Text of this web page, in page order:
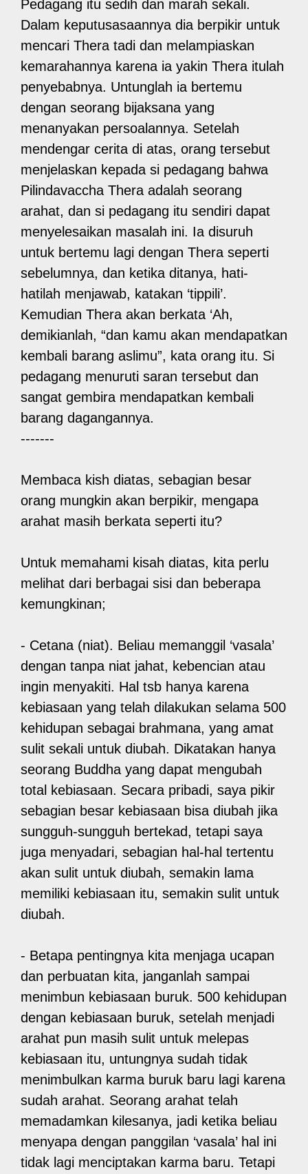
Pedagang itu sedih dan marah sekali.
Dalam keputusasaannya dia berpikir untuk
mencari Thera tadi dan melampiaskan
kemarahannya karena ia yakin Thera itulah
penyebabnya. Untunglah ia bertemu
dengan seorang bijaksana yang
menanyakan persoalannya. Setelah
mendengar cerita di atas, orang tersebut
menjelaskan kepada si pedagang bahwa
Pilindavaccha Thera adalah seorang
arahat, dan si pedagang itu sendiri dapat
menyelesaikan masalah ini. Ia disuruh
untuk bertemu lagi dengan Thera seperti
sebelumnya, dan ketika ditanya, hati-
hatilah menjawab, katakan ‘tippili’.
Kemudian Thera akan berkata ‘Ah,
demikianlah, “dan kamu akan mendapatkan
kembali barang aslimu”, kata orang itu. Si
pedagang menuruti saran tersebut dan
sangat gembira mendapatkan kembali
barang dagangannya.
-------
Membaca kish diatas, sebagian besar
orang mungkin akan berpikir, mengapa
arahat masih berkata seperti itu?
Untuk memahami kisah diatas, kita perlu
melihat dari berbagai sisi dan beberapa
kemungkinan;
- Cetana (niat). Beliau memanggil ‘vasala’
dengan tanpa niat jahat, kebencian atau
ingin menyakiti. Hal tsb hanya karena
kebiasaan yang telah dilakukan selama 500
kehidupan sebagai brahmana, yang amat
sulit sekali untuk diubah. Dikatakan hanya
seorang Buddha yang dapat mengubah
total kebiasaan. Secara pribadi, saya pikir
sebagian besar kebiasaan bisa diubah jika
sungguh-sungguh bertekad, tetapi saya
juga menyadari, sebagian hal-hal tertentu
akan sulit untuk diubah, semakin lama
memiliki kebiasaan itu, semakin sulit untuk
diubah.
- Betapa pentingnya kita menjaga ucapan
dan perbuatan kita, janganlah sampai
menimbun kebiasaan buruk. 500 kehidupan
dengan kebiasaan buruk, setelah menjadi
arahat pun masih sulit untuk melepas
kebiasaan itu, untungnya sudah tidak
menimbulkan karma buruk baru lagi karena
sudah arahat. Seorang arahat telah
memadamkan kilesanya, jadi ketika beliau
menyapa dengan panggilan ‘vasala’ hal ini
tidak lagi menciptakan karma baru. Tetapi